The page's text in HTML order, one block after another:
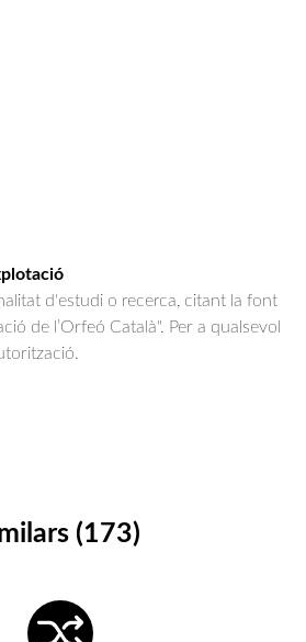
d'estudi o recerca, citant la font
de l’Orfeó Català". Per a qualsevol
(173)